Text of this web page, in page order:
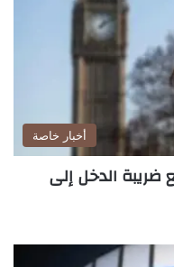
أخبار خاصة
ضريبة الدخل إلى